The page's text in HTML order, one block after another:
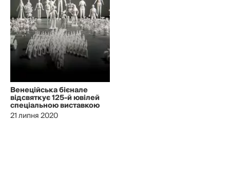
Венеційська бієнале
відсвяткує 125-й ювілей
спеціальною виставкою
21 липня 2020